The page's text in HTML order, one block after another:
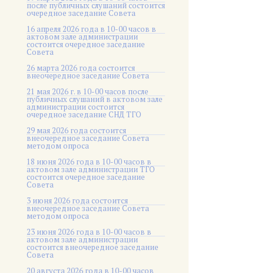
после публичных слушаний состоится
очередное заседание Совета
16 апреля 2026 года в 10-00 часов в
актовом зале администрации
состоится очередное заседание
Совета
26 марта 2026 года состоится
внеочередное заседание Совета
21 мая 2026 г. в 10-00 часов после
публичных слушаний в актовом зале
администрации состоится
очередное заседание СНД ТГО
29 мая 2026 года состоится
внеочередное заседание Совета
методом опроса
18 июня 2026 года в 10-00 часов в
актовом зале администрации ТГО
состоится очередное заседание
Совета
3 июня 2026 года состоится
внеочередное заседание Совета
методом опроса
23 июня 2026 года в 10-00 часов в
актовом зале администрации
состоится внеочередное заседание
Совета
20 августа 2026 года в 10-00 часов